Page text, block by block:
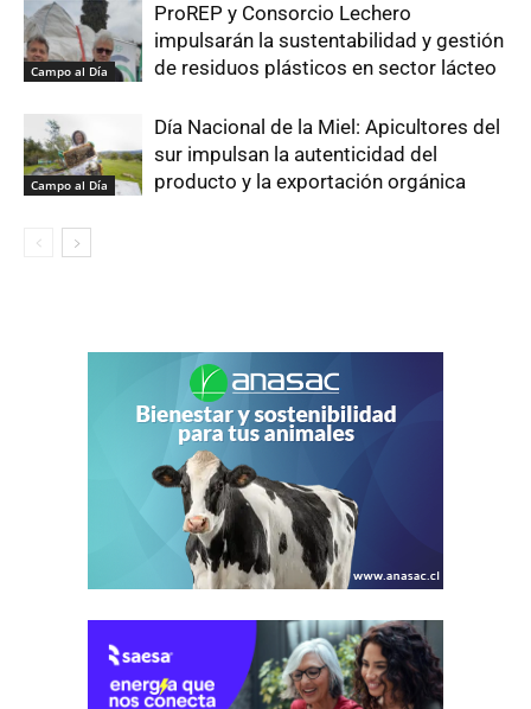
Campo al Día
ProREP y Consorcio Lechero
impulsarán la sustentabilidad y gestión
de residuos plásticos en sector lácteo
Campo al Día
Día Nacional de la Miel: Apicultores del
sur impulsan la autenticidad del
producto y la exportación orgánica